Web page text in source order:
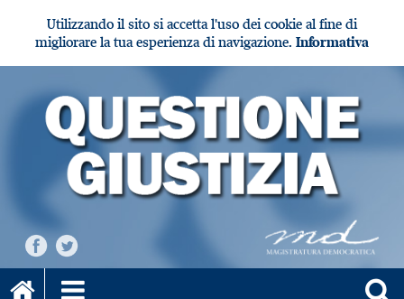
Utilizzando il sito si accetta l'uso dei cookie al fine di
migliorare la tua esperienza di navigazione. Informativa